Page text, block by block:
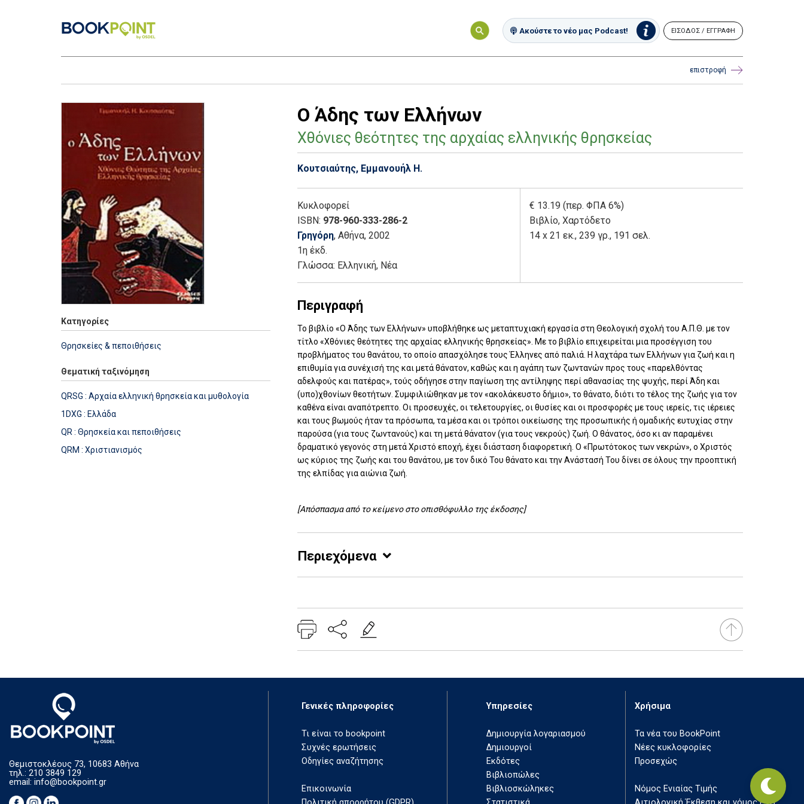
Ακούστε το νέο μας Podcast! ΕΙΣΟΔΟΣ / ΕΓΓΡΑΦΗ
επιστροφή
Κατηγορίες
Θρησκείες & πεποιθήσεις
Θεματική ταξινόμηση
QRSG : Αρχαία ελληνική θρησκεία και μυθολογία
1DXG : Ελλάδα
QR : Θρησκεία και πεποιθήσεις
QRM : Χριστιανισμός
Ο Άδης των Ελλήνων
Χθόνιες θεότητες της αρχαίας ελληνικής θρησκείας
Κουτσιαύτης, Εμμανουήλ Η.
Κυκλοφορεί
ISBN: 978-960-333-286-2
Γρηγόρη, Αθήνα, 2002
1η έκδ.
Γλώσσα: Ελληνική, Νέα
€ 13.19 (περ. ΦΠΑ 6%)
Βιβλίο, Χαρτόδετο
14 x 21 εκ., 239 γρ., 191 σελ.
Περιγραφή
Το βιβλίο «Ο Άδης των Ελλήνων» υποβλήθηκε ως μεταπτυχιακή εργασία στη Θεολογική σχολή του Α.Π.Θ. με τον
τίτλο «Χθόνιες θεότητες της αρχαίας ελληνικής θρησκείας». Με το βιβλίο επιχειρείται μια προσέγγιση του
προβλήματος του θανάτου, το οποίο απασχόλησε τους Έλληνες από παλιά. Η λαχτάρα των Ελλήνων για ζωή και η
επιθυμία για συνέχισή της και μετά θάνατον, καθώς και η αγάπη των ζωντανών προς τους «παρελθόντας
αδελφούς και πατέρας», τούς οδήγησε στην παγίωση της αντίληψης περί αθανασίας της ψυχής, περί Άδη και
(υπο)χθονίων θεοτήτων. Συμφιλιώθηκαν με τον «ακολάκευστο δήμιο», το θάνατο, διότι το τέλος της ζωής για τον
καθένα είναι αναπότρεπτο. Οι προσευχές, οι τελετουργίες, οι θυσίες και οι προσφορές με τους ιερείς, τις ιέρειες
και τους βωμούς ήταν τα πρόσωπα, τα μέσα και οι τρόποι οικείωσης της προσωπικής ή ομαδικής ευτυχίας στην
παρούσα (για τους ζωντανούς) και τη μετά θάνατον (για τους νεκρούς) ζωή. Ο θάνατος, όσο κι αν παραμένει
δραματικό γεγονός στη μετά Χριστό εποχή, έχει διάσταση διαφορετική. Ο «Πρωτότοκος των νεκρών», ο Χριστός
ως κύριος της ζωής και του θανάτου, με τον δικό Του θάνατο και την Ανάστασή Του δίνει σε όλους την προοπτική
της ελπίδας για αιώνια ζωή.
[Απόσπασμα από το κείμενο στο οπισθόφυλλο της έκδοσης]
Περιεχόμενα
Θεμιστοκλέους 73, 10683 Αθήνα
τηλ.: 210 3849 129
email: info@bookpoint.gr
Γενικές πληροφορίες
Τι είναι το bookpoint
Συχνές ερωτήσεις
Οδηγίες αναζήτησης
Επικοινωνία
Υπηρεσίες
Δημιουργία λογαριασμού
Δημιουργοί
Εκδότες
Βιβλιοπώλες
Βιβλιοσκώληκες
Χρήσιμα
Τα νέα του BookPoint
Νέες κυκλοφορίες
Προσεχώς
Νόμος Ενιαίας Τιμής